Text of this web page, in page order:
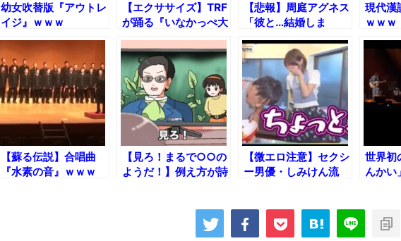
幼女吹替版『アウトレ
イジ』ｗｗｗ
【エクササイズ】TRF
が踊る『いなかっぺ大
将』ｗｗｗ
【悲報】周庭アグネス
「彼と…結婚しま
す！」ｗｗｗ
現代漢
ｗｗｗ
【蘇る伝説】合唱曲
『水素の音』ｗｗｗ
【見ろ！まるで○○の
ようだ！】例え方が詩
【微エロ注意】セクシ
ー男優・しみけん流
世界初
んかい